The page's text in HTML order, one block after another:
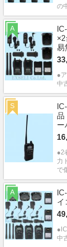
の
易
●
中
A
品
ー
●2
力
で
S
イ
中
A